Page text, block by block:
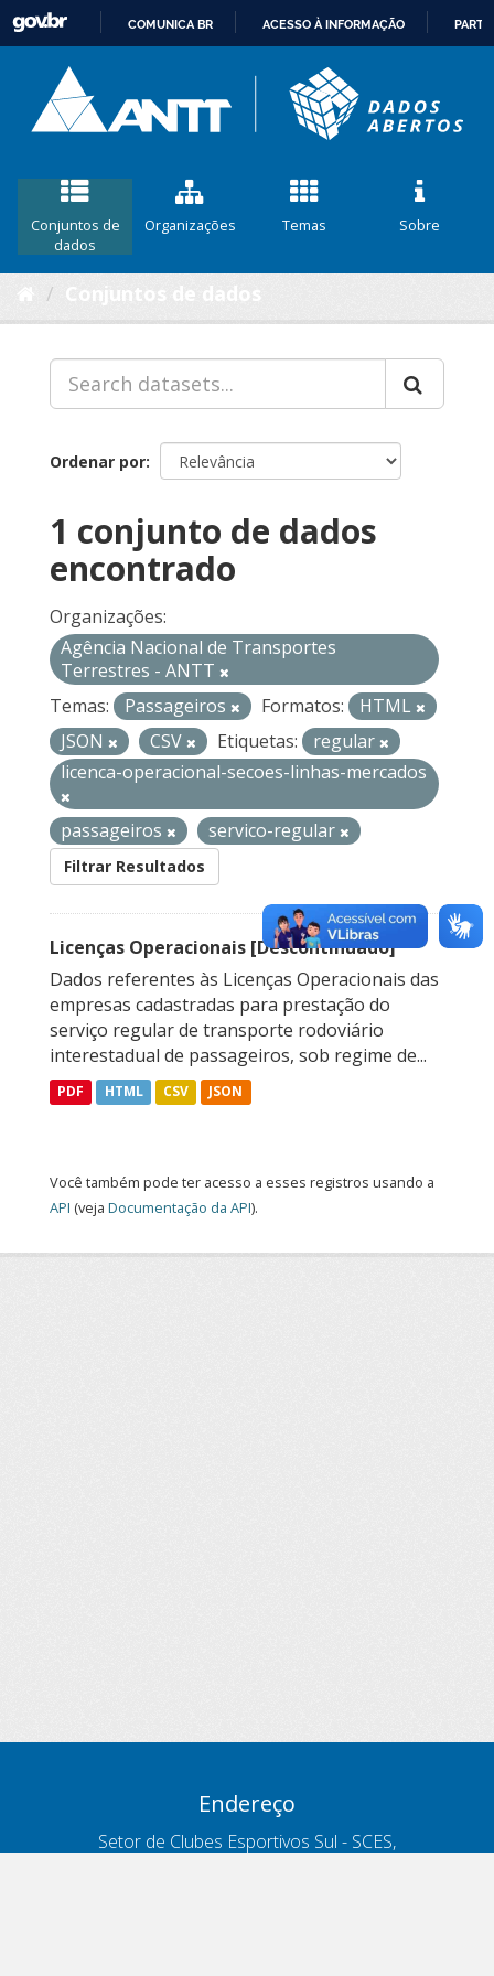
CONTEÚDO
COMUNICA BR ACESSO À INFORMAÇÃO
Conjuntos de
dados
Organizações Temas Sobre
Ordenar por
1 conjunto de dados
encontrado
Organizações:
Agência Nacional de Transportes
Terrestres - ANTT
Temas:
Passageiros Formatos:
HTML
JSON
CSV Etiquetas:
regular
licenca-operacional-secoes-linhas-mercados
passageiros servico-regular
Filtrar Resultados
Licenças Operacionais [Descontinuado]
Dados referentes às Licenças Operacionais das
empresas cadastradas para prestação do
serviço regular de transporte rodoviário
interestadual de passageiros, sob regime de...
PDF HTML CSV JSON
Você também pode ter acesso a esses registros usando a
API (veja Documentação da API).
Endereço
Setor de Clubes Esportivos Sul - SCES,